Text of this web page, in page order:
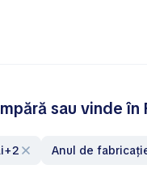
sau vinde
Anul de